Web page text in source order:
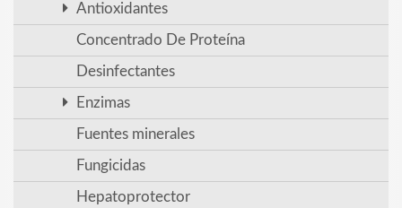
Antioxidantes
Concentrado De Proteína
Desinfectantes
Enzimas
Fuentes minerales
Fungicidas
Hepatoprotector